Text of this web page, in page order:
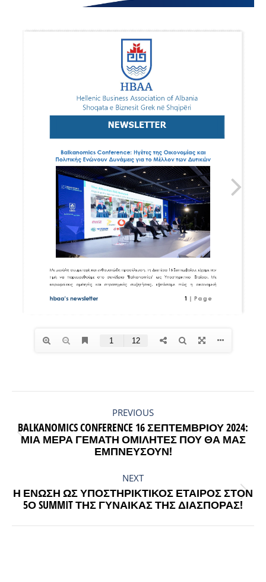
PREVIOUS
Previous
post:
BALKANOMICS CONFERENCE 16 ΣΕΠΤΕΜΒΡΊΟΥ 2024:
ΜΙΑ ΜΈΡΑ ΓΕΜΆΤΗ ΟΜΙΛΗΤΈΣ ΠΟΥ ΘΑ ΜΑΣ
ΕΜΠΝΕΎΣΟΥΝ!
NEXT
Next
post:
Η ΈΝΩΣΗ ΩΣ ΥΠΟΣΤΗΡΙΚΤΙΚΌΣ ΕΤΑΊΡΟΣ ΣΤΟΝ
5Ο SUMMIT ΤΗΣ ΓΥΝΑΊΚΑΣ ΤΗΣ ΔΙΑΣΠΟΡΆΣ!